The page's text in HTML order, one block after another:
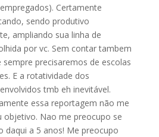
Certamente
sendo produtivo
ampliando sua linha de
por vc. Sem contar tambem
precisaremos de escolas
E a rotatividade dos
tmb eh inevitável.
essa reportagem não me
objetivo. Nao me preocupo se
daqui a 5 anos! Me preocupo